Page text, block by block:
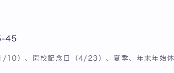
45
10）、開校記念日（4/23）、夏季、年末年始